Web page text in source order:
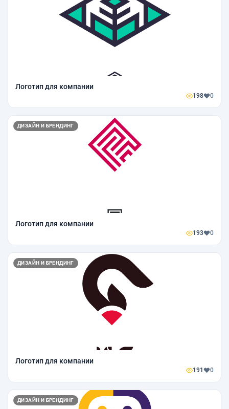
Логотип для компании
198 0
ДИЗАЙН И БРЕНДИНГ
Логотип для компании
193 0
ДИЗАЙН И БРЕНДИНГ
Логотип для компании
191 0
ДИЗАЙН И БРЕНДИНГ